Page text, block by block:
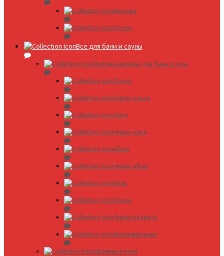
Вагонка
Полок
Все для бани и сауны
Пиломатериалы для бань и саун
Ольха
Термо-ольха
Липа
Термо-липа
Абаш
Термо-абаш
Кедр
Осина
Термо-радиата
Можжевельник
Дровяные печи